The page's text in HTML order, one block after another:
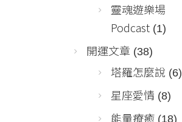
靈魂遊樂場
Podcast (1)
開運文章 (38)
塔羅怎麼說 (6)
星座愛情 (8)
能量療癒 (18)